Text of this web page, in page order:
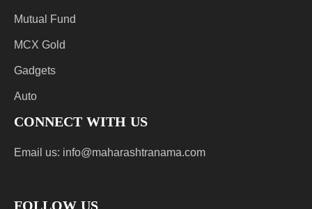
Mutual Fund
MCX Gold
Gadgets
Auto
CONNECT WITH US
Email us: info@maharashtranama.com